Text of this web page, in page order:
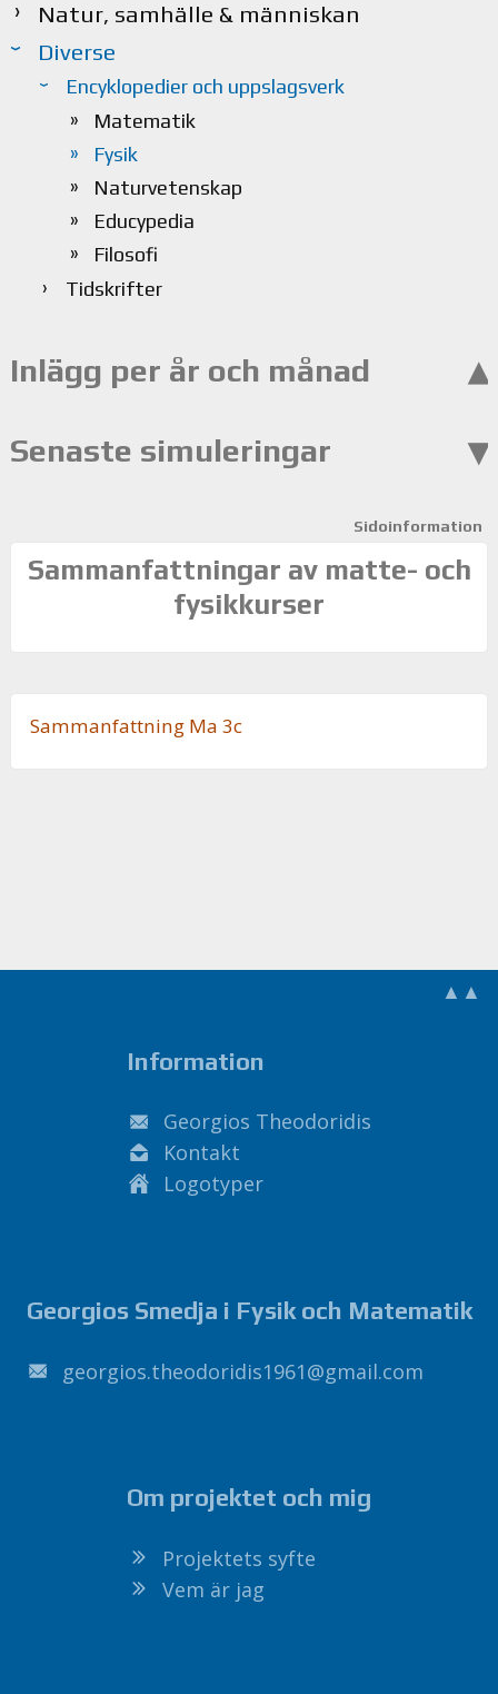
Natur, samhälle & människan
Diverse
Encyklopedier och uppslagsverk
Matematik
Fysik
Naturvetenskap
Educypedia
Filosofi
Tidskrifter
Inlägg per år och månad
Senaste simuleringar
Sidoinformation
Sammanfattningar av matte- och
fysikkurser
Sam­man­fatt­ning Ma 3c
▲▲
Information
Georgios Theodoridis
Kontakt
Logotyper
Georgios Smedja i Fysik och Matematik
moc
.
liamg
@
1691sidirodoeht.soigroeg
Om projektet och mig
Projektets syfte
Vem är jag